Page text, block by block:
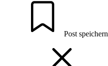
Post speichern